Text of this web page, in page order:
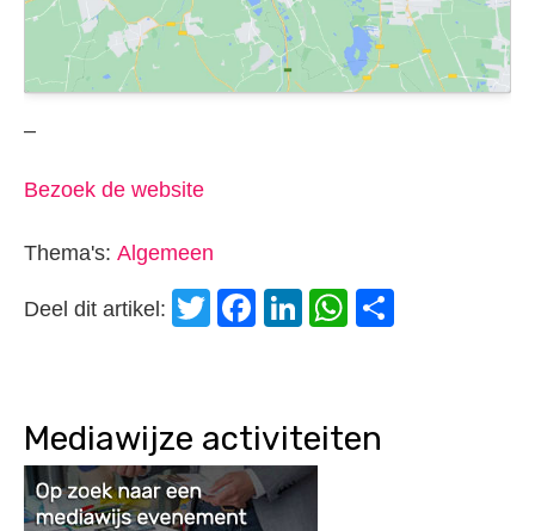
–
Bezoek de website
Thema's: Algemeen
Deel dit artikel: Twitter
Facebook
LinkedIn
WhatsApp
Mediawijze activiteiten